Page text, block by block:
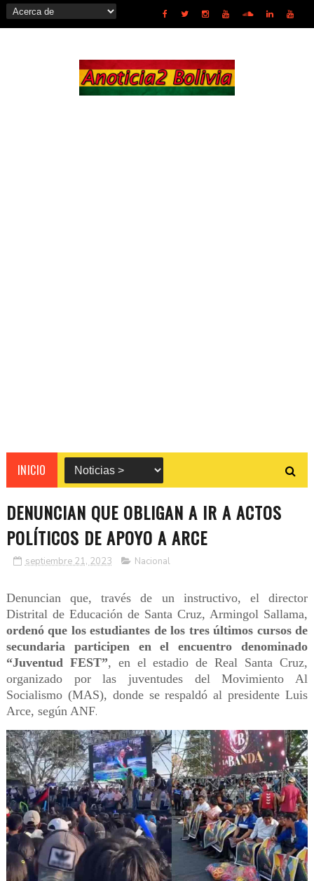
INICIO
DENUNCIAN QUE OBLIGAN A IR A ACTOS
POLÍTICOS DE APOYO A ARCE
septiembre 21, 2023 Nacional
Denuncian que, través de un instructivo, el director
Distrital de Educación de Santa Cruz, Armingol Sallama,
ordenó que los estudiantes de los tres últimos cursos de
secundaria participen en el encuentro denominado
“Juventud FEST”, en el estadio de Real Santa Cruz,
organizado por las juventudes del Movimiento Al
Socialismo (MAS), donde se respaldó al presidente Luis
Arce, según ANF.